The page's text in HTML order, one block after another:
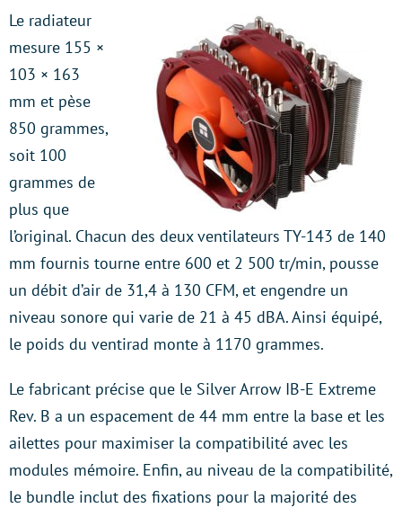
Le radiateur
mesure 155 ×
103 × 163
mm et pèse
850 grammes,
soit 100
grammes de
plus que
l’original. Chacun des deux ventilateurs TY-143 de 140
mm fournis tourne entre 600 et 2 500 tr/min, pousse
un débit d’air de 31,4 à 130 CFM, et engendre un
niveau sonore qui varie de 21 à 45 dBA. Ainsi équipé,
le poids du ventirad monte à 1170 grammes.
Le fabricant précise que le Silver Arrow IB-E Extreme
Rev. B a un espacement de 44 mm entre la base et les
ailettes pour maximiser la compatibilité avec les
modules mémoire. Enfin, au niveau de la compatibilité,
le bundle inclut des fixations pour la majorité des